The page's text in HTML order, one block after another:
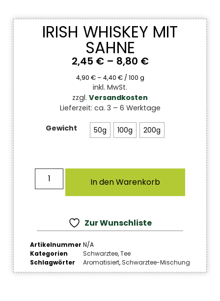
IRISH WHISKEY MIT
SAHNE
2,45 €– 8,80 €
4,90 €– 4,40 €/ 100 g
inkl. MwSt.
zzgl. Versandkosten
Lieferzeit: ca. 3 – 6 Werktage
Gewicht 50g 100g 200g
In den Warenkorb
Zur Wunschliste
Artikelnummer N/A
Kategorien
Schwarztee,Tee
Schlagwörter
Aromatisiert, Schwarztee-Mischung